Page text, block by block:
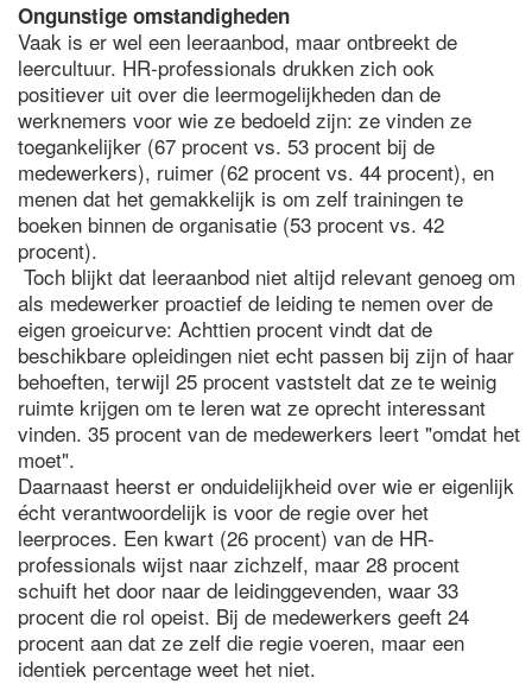
Ongunstige omstandigheden
Vaak is er wel een leeraanbod, maar ontbreekt de
leercultuur. HR-professionals drukken zich ook
positiever uit over die leermogelijkheden dan de
werknemers voor wie ze bedoeld zijn: ze vinden ze
toegankelijker (67 procent vs. 53 procent bij de
medewerkers), ruimer (62 procent vs. 44 procent), en
menen dat het gemakkelijk is om zelf trainingen te
boeken binnen de organisatie (53 procent vs. 42
procent).
Toch blijkt dat leeraanbod niet altijd relevant genoeg om
als medewerker proactief de leiding te nemen over de
eigen groeicurve: Achttien procent vindt dat de
beschikbare opleidingen niet echt passen bij zijn of haar
behoeften, terwijl 25 procent vaststelt dat ze te weinig
ruimte krijgen om te leren wat ze oprecht interessant
vinden. 35 procent van de medewerkers leert "omdat het
moet".
Daarnaast heerst er onduidelijkheid over wie er eigenlijk
écht verantwoordelijk is voor de regie over het
leerproces. Een kwart (26 procent) van de HR-
professionals wijst naar zichzelf, maar 28 procent
schuift het door naar de leidinggevenden, waar 33
procent die rol opeist. Bij de medewerkers geeft 24
procent aan dat ze zelf die regie voeren, maar een
identiek percentage weet het niet.